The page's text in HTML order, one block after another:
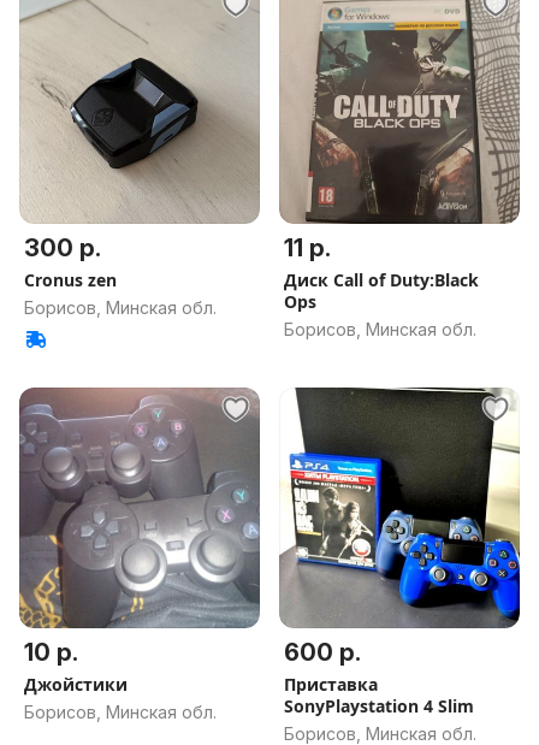
300 р.
Cronus zen
Борисов, Минская обл.
11 р.
Диск Call of Duty:Black
Ops
Борисов, Минская обл.
10 р.
Джойстики
Борисов, Минская обл.
600 р.
Приставка
SonyPlaystation 4 Slim
Борисов, Минская обл.